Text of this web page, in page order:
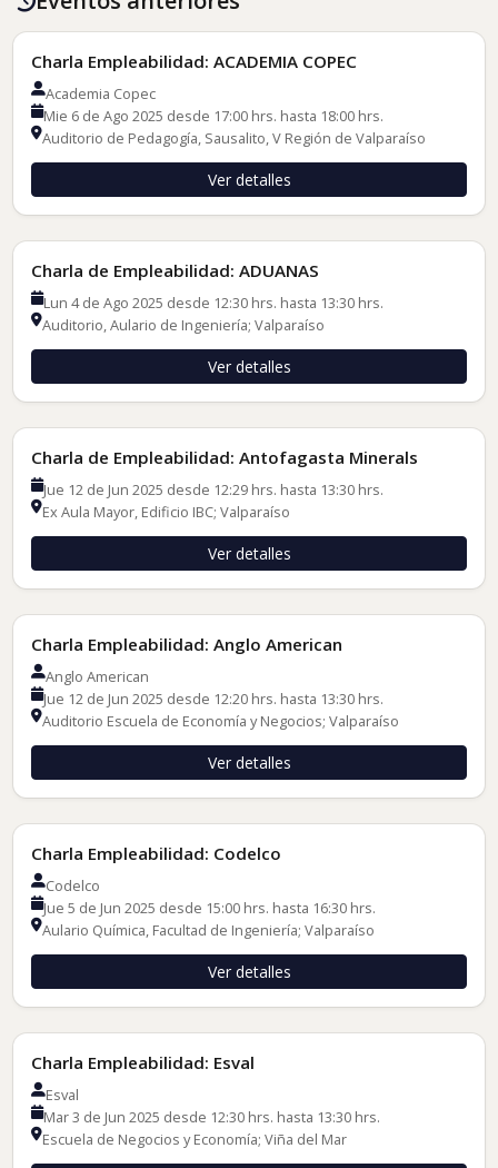
Charlas de Empleadores
Charla Empleabilidad: ACADEMIA COPEC
Academia Copec
Mie 6 de Ago 2025 desde 17:00 hrs. hasta 18:00 hrs.
Auditorio de Pedagogía, Sausalito, V Región de Valparaíso
Ver detalles
Charlas de Empleadores
Charla de Empleabilidad: ADUANAS
Lun 4 de Ago 2025 desde 12:30 hrs. hasta 13:30 hrs.
Auditorio, Aulario de Ingeniería; Valparaíso
Ver detalles
Charlas de Empleadores
Charla de Empleabilidad: Antofagasta Minerals
Jue 12 de Jun 2025 desde 12:29 hrs. hasta 13:30 hrs.
Ex Aula Mayor, Edificio IBC; Valparaíso
Ver detalles
Charlas de Empleadores
Charla Empleabilidad: Anglo American
Anglo American
Jue 12 de Jun 2025 desde 12:20 hrs. hasta 13:30 hrs.
Auditorio Escuela de Economía y Negocios; Valparaíso
Ver detalles
Charlas de Empleadores
Charla Empleabilidad: Codelco
Codelco
Jue 5 de Jun 2025 desde 15:00 hrs. hasta 16:30 hrs.
Aulario Química, Facultad de Ingeniería; Valparaíso
Ver detalles
Charlas de Empleadores
Charla Empleabilidad: Esval
Esval
Mar 3 de Jun 2025 desde 12:30 hrs. hasta 13:30 hrs.
Escuela de Negocios y Economía; Viña del Mar